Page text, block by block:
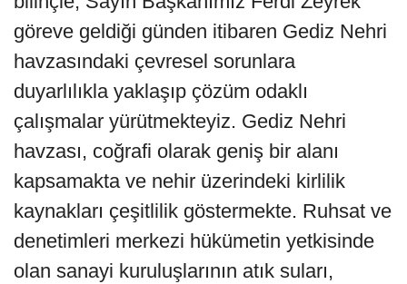
göreve geldiği günden itibaren Gediz Nehri
havzasındaki çevresel sorunlara
duyarlılıkla yaklaşıp çözüm odaklı
çalışmalar yürütmekteyiz. Gediz Nehri
havzası, coğrafi olarak geniş bir alanı
kapsamakta ve nehir üzerindeki kirlilik
kaynakları çeşitlilik göstermekte. Ruhsat ve
denetimleri merkezi hükümetin yetkisinde
olan sanayi kuruluşlarının atık suları,